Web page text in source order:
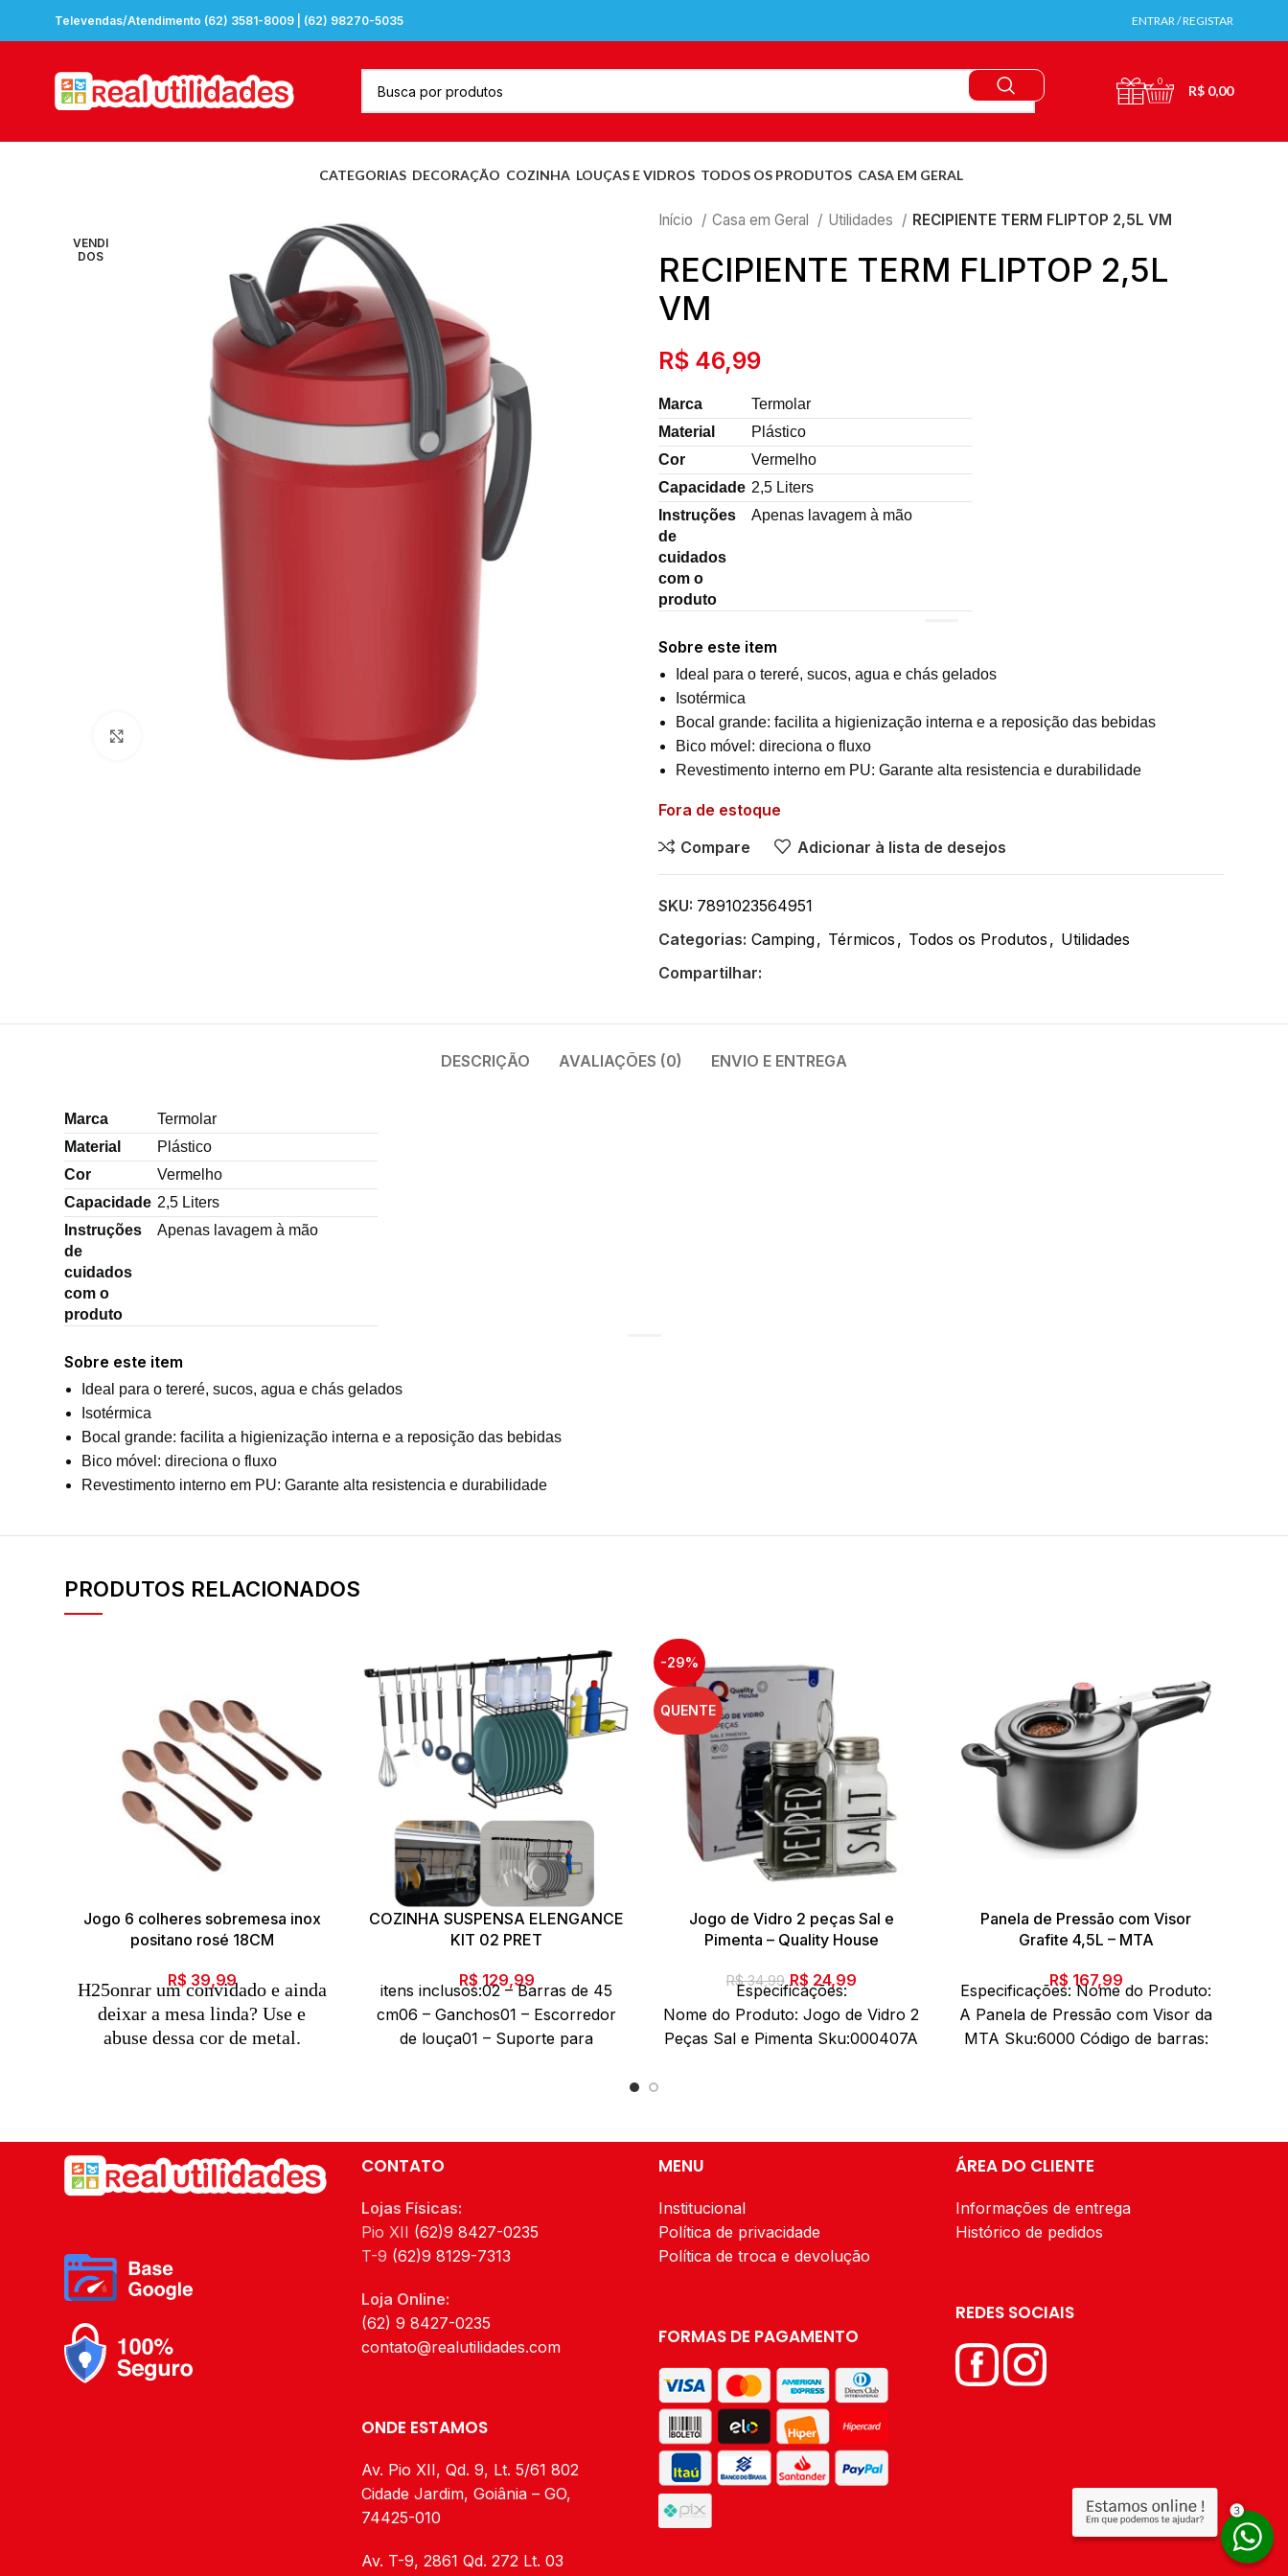
Televendas/Atendimento (62) 3581-8009 | (62) 98270-5035 ENTRAR / REGISTAR
0
R$ 0,00
CATEGORIAS DECORAÇÃO COZINHA LOUÇAS E VIDROS TODOS OS PRODUTOS CASA EM GERAL
VENDI
DOS
Clique para ampliar
Início Casa em Geral Utilidades RECIPIENTE TERM FLIPTOP 2,5L VM
RECIPIENTE TERM FLIPTOP 2,5L
VM
R$ 46,99
Marca
Termolar
Material
Plástico
Cor
Vermelho
Capacidade 2,5 Liters
Instruções
de
cuidados
com o
produto
Apenas lavagem à mão
Sobre este item
Ideal para o tereré, sucos, agua e chás gelados
Isotérmica
Bocal grande: facilita a higienização interna e a reposição das bebidas
Bico móvel: direciona o fluxo
Revestimento interno em PU: Garante alta resistencia e durabilidade
Fora de estoque
Compare
Adicionar à lista de desejos
SKU: 7891023564951
Categorias: Camping, Térmicos , Todos os Produtos , Utilidades
Compartilhar:
DESCRIÇÃO AVALIAÇÕES (0) ENVIO E ENTREGA
Marca
Termolar
Material
Plástico
Cor
Vermelho
Capacidade 2,5 Liters
Instruções
de
cuidados
com o
produto
Apenas lavagem à mão
Sobre este item
Ideal para o tereré, sucos, agua e chás gelados
Isotérmica
Bocal grande: facilita a higienização interna e a reposição das bebidas
Bico móvel: direciona o fluxo
Revestimento interno em PU: Garante alta resistencia e durabilidade
PRODUTOS RELACIONADOS
Jogo 6 colheres sobremesa inox
positano rosé 18CM
R$ 39,99
H25onrar um convidado e ainda
deixar a mesa linda? Use e
abuse dessa cor de metal.
importantes.
é claro que você já está
Essa cor vai dar um charme todo
especial para seu jantar.
COZINHA SUSPENSA ELENGANCE
KIT 02 PRET
R$ 129,99
itens inclusos:02 – Barras de 45
cm06 – Ganchos01 – Escorredor
de louça01 – Suporte para
-29%
QUENTE
Jogo de Vidro 2 peças Sal e
Pimenta – Quality House
R$34,99 O
preço
original
era:
R$ 24,99O
atual
é:
Especificações:
Nome do Produto: Jogo de Vidro 2
Peças Sal e Pimenta Sku:000407A
pimenta 9,5x12cm Quantidade de
Panela de Pressão com Visor
Grafite 4,5L – MTA
R$ 167,99
Especificações: Nome do Produto:
A Panela de Pressão com Visor da
MTA Sku:6000 Código de barras:
Peça
CONTATO
Lojas Físicas:
Pio XII (62)9 8427-0235
T-9 (62)9 8129-7313
Loja Online:
(62) 9 8427-0235
contato@realutilidades.com
ONDE ESTAMOS
Av. Pio XII, Qd. 9, Lt. 5/61 802
Cidade Jardim, Goiânia – GO,
74425-010
Av. T-9, 2861 Qd. 272 Lt. 03
MENU
Institucional
Política de privacidade
Política de troca e devolução
FORMAS DE PAGAMENTO
ÁREA DO CLIENTE
Informações de entrega
Histórico de pedidos
REDES SOCIAIS